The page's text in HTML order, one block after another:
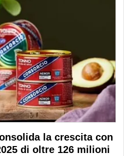
la crescita con
di oltre 126 milioni